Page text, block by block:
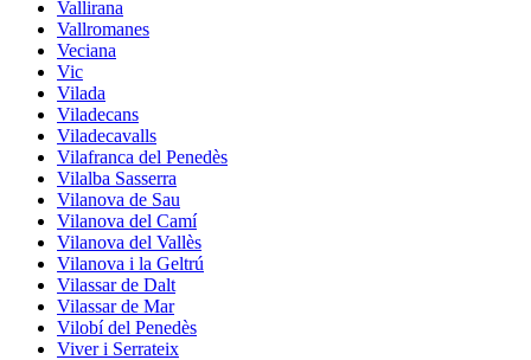
Vallirana
Vallromanes
Veciana
Vic
Vilada
Viladecans
Viladecavalls
Vilafranca del Penedès
Vilalba Sasserra
Vilanova de Sau
Vilanova del Camí
Vilanova del Vallès
Vilanova i la Geltrú
Vilassar de Dalt
Vilassar de Mar
Vilobí del Penedès
Viver i Serrateix